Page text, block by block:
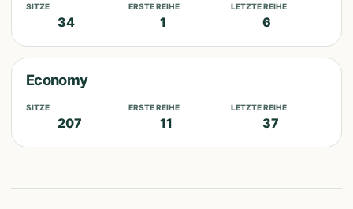
SITZE
34
ERSTE REIHE
1
LETZTE REIHE
6
Economy
SITZE
207
ERSTE REIHE
11
LETZTE REIHE
37